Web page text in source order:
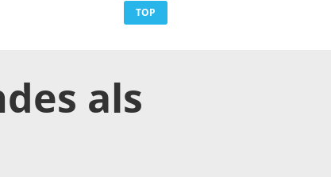
TOP
als